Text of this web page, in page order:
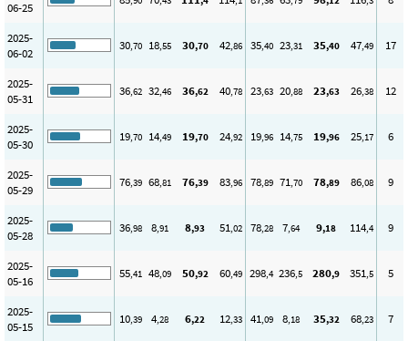
06-25
2025-
06-02
30,70 18,55 30,70 42,86 35,40 23,31 35,40 47,49 17
2025-
05-31
36,62 32,46 36,62 40,78 23,63 20,88 23,63 26,38 12
2025-
05-30
19,70 14,49 19,70 24,92 19,96 14,75 19,96 25,17 6
2025-
05-29
76,39 68,81 76,39 83,96 78,89 71,70 78,89 86,08 9
2025-
05-28
36,98 8,91 8,93 51,02 78,28 7,64 9,18 114,4 9
2025-
05-16
55,41 48,09 50,92 60,49 298,4 236,5 280,9 351,5 5
2025-
05-15
10,39 4,28 6,22 12,33 41,09 8,18 35,32 68,23 7